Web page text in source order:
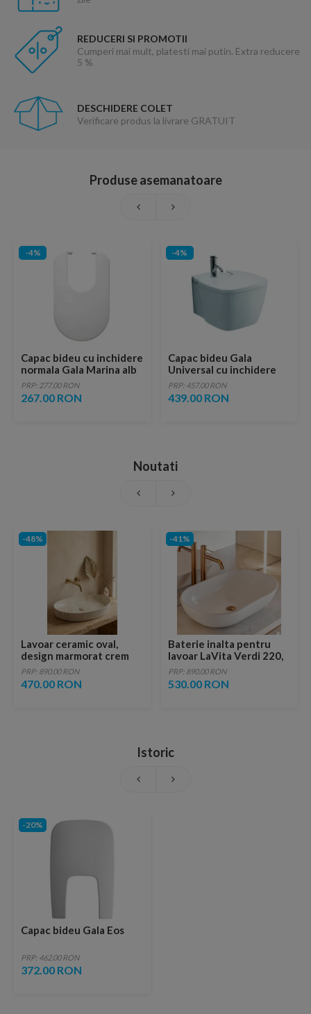
REDUCERI SI PROMOTII
Cumperi mai mult, platesti mai putin. Extra reducere
5 %
DESCHIDERE COLET
Verificare produs la livrare GRATUIT
Produse asemanatoare
-4%
Capac bideu cu inchidere
normala Gala Marina alb
PRP: 277.00 RON
267.00 RON
-4%
Capac bideu Gala
Universal cu inchidere
normala
PRP: 457.00 RON
439.00 RON
Noutati
-48%
Lavoar ceramic oval,
design marmorat crem
lucios cu vene aurii,
ventil inclus
PRP: 890.00 RON
470.00 RON
-41%
Baterie inalta pentru
lavoar LaVita Verdi 220,
fara ventil, brushed
copper
PRP: 890.00 RON
530.00 RON
Istoric
-20%
Capac bideu Gala Eos
PRP: 462.00 RON
372.00 RON